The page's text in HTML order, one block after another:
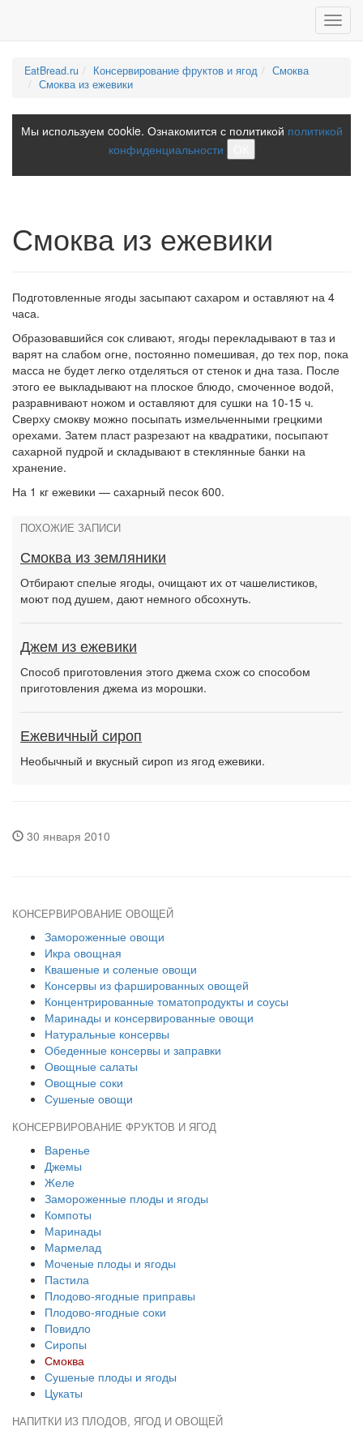
EatBread.ru Консервирование фруктов и ягод
Смоква
Смоква из ежевики
Мы используем cookie. Ознакомится с политикой политикой
конфиденциальности
Смоква из ежевики
Подготовленные ягоды засыпают сахаром и оставляют на 4
часа.
Образовавшийся сок сливают, ягоды перекладывают в таз и
варят на слабом огне, постоянно помешивая, до тех пор, пока
масса не будет легко отделяться от стенок и дна таза. После
этого ее выкладывают на плоское блюдо, смоченное водой,
разравнивают ножом и оставляют для сушки на 10-15 ч.
Сверху смокву можно посыпать измельченными грецкими
орехами. Затем пласт разрезают на квадратики, посыпают
сахарной пудрой и складывают в стеклянные банки на
хранение.
На 1 кг ежевики — сахарный песок 600.
ПОХОЖИЕ ЗАПИСИ
Смоква из земляники
Отбирают спелые ягоды, очищают их от чашелистиков,
моют под душем, дают немного обсохнуть.
Джем из ежевики
Способ приготовления этого джема схож со способом
приготовления джема из морошки.
Ежевичный сироп
Необычный и вкусный сироп из ягод ежевики.
30 января 2010
КОНСЕРВИРОВАНИЕ ОВОЩЕЙ
Замороженные овощи
Икра овощная
Квашеные и соленые овощи
Консервы из фаршированных овощей
Концентрированные томатопродукты и соусы
Маринады и консервированные овощи
Натуральные консервы
Обеденные консервы и заправки
Овощные салаты
Овощные соки
Сушеные овощи
КОНСЕРВИРОВАНИЕ ФРУКТОВ И ЯГОД
Варенье
Джемы
Желе
Замороженные плоды и ягоды
Компоты
Маринады
Мармелад
Моченые плоды и ягоды
Пастила
Плодово-ягодные приправы
Плодово-ягодные соки
Повидло
Сиропы
Смоква
Сушеные плоды и ягоды
Цукаты
НАПИТКИ ИЗ ПЛОДОВ, ЯГОД И ОВОЩЕЙ